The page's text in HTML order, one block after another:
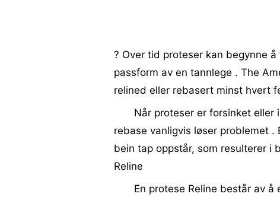
? Over tid proteser kan begynne
passform av en tannlege . The
relined eller rebasert minst hvert
Når proteser er forsinket eller
rebase vanligvis løser problemet
bein tap oppstår, som resulterer i
Reline
En protese Reline består av